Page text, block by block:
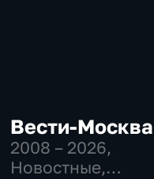
Вести-Москва
2008 – 2026,
Новостные,